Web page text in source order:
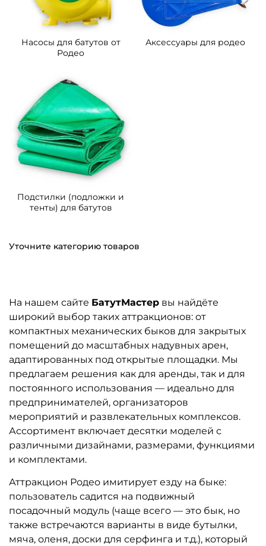
Насосы для батутов от
Родео
Аксессуары для родео
Подстилки (подложки и
тенты) для батутов
Уточните категорию товаров
На нашем сайте БатутМастер вы найдёте
широкий выбор таких аттракционов: от
компактных механических быков для закрытых
помещений до масштабных надувных арен,
адаптированных под открытые площадки. Мы
предлагаем решения как для аренды, так и для
постоянного использования — идеально для
предпринимателей, организаторов
мероприятий и развлекательных комплексов.
Ассортимент включает десятки моделей с
различными дизайнами, размерами, функциями
и комплектами.
Аттракцион Родео имитирует езду на быке:
пользователь садится на подвижный
посадочный модуль (чаще всего — это бык, но
также встречаются варианты в виде бутылки,
мяча, оленя, доски для серфинга и т.д.), который